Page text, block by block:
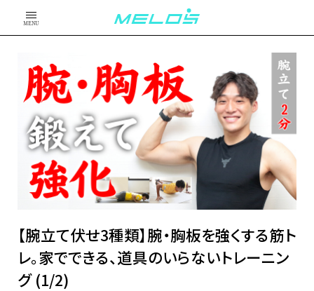
MENU
【腕立て伏せ3種類】腕・胸板を強くする筋ト
レ。家でできる、道具のいらないトレーニン
グ (1/2)